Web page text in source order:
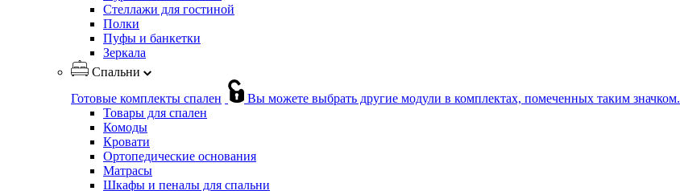
Стеллажи для гостиной
Полки
Пуфы и банкетки
Зеркала
Спальни
Готовые комплекты спален
Вы можете выбрать другие модули в комплектах, помеченных таким значком.
Товары для спален
Комоды
Кровати
Ортопедические основания
Матрасы
Шкафы и пеналы для спальни